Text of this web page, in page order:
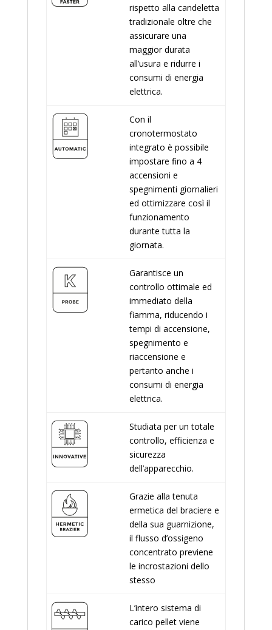
rispetto alla candeletta
tradizionale oltre che
assicurare una
maggior durata
all’usura e ridurre i
consumi di energia
elettrica.
Con il
cronotermostato
integrato è possibile
impostare fino a 4
accensioni e
spegnimenti giornalieri
ed ottimizzare così il
funzionamento
durante tutta la
giornata.
Garantisce un
controllo ottimale ed
immediato della
fiamma, riducendo i
tempi di accensione,
spegnimento e
riaccensione e
pertanto anche i
consumi di energia
elettrica.
Studiata per un totale
controllo, efficienza e
sicurezza
dell’apparecchio.
Grazie alla tenuta
ermetica del braciere e
della sua guarnizione,
il flusso d’ossigeno
concentrato previene
le incrostazioni dello
stesso
L’intero sistema di
carico pellet viene